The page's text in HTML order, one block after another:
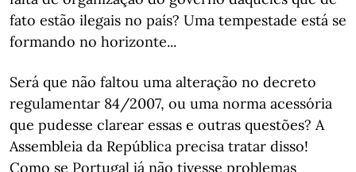
fato estão ilegais no país? Uma tempestade está se
formando no horizonte...
Será que não faltou uma alteração no decreto
regulamentar 84/2007, ou uma norma acessória
que pudesse clarear essas e outras questões? A
Assembleia da República precisa tratar disso!
Como se Portugal já não tivesse problemas